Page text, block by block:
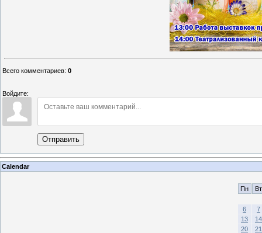
Всего комментариев: 0
Войдите:
Отправить
Calendar
Пн Вт
6
7
13
14
20
21